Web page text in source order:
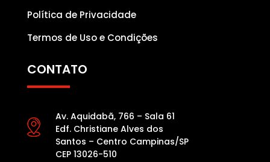
Política de Privacidade
Termos de Uso e Condições
CONTATO
Av. Aquidabã, 766 – Sala 61
Edf. Christiane Alves dos
Santos – Centro Campinas/SP
CEP 13026-510